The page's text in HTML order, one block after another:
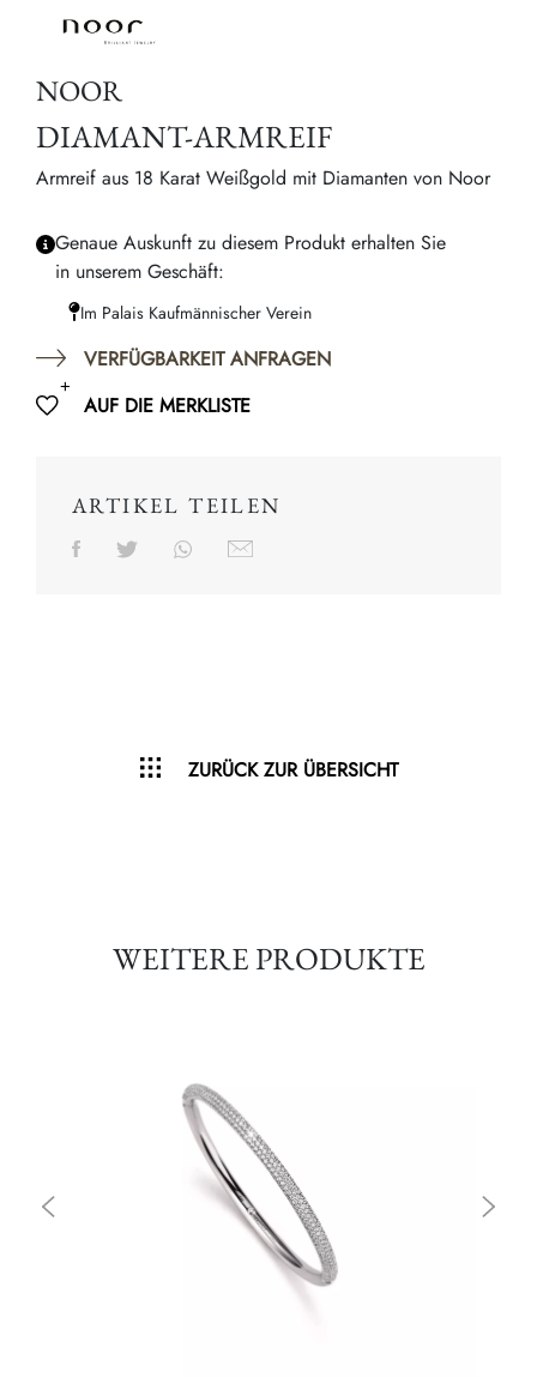
NOOR
DIAMANT-ARMREIF
Armreif aus 18 Karat Weißgold mit Diamanten von Noor
Genaue Auskunft zu diesem Produkt erhalten Sie
in unserem Geschäft:
Im Palais Kaufmännischer Verein
VERFÜGBARKEIT ANFRAGEN
AUF DIE MERKLISTE
ARTIKEL TEILEN
ZURÜCK ZUR ÜBERSICHT
WEITERE PRODUKTE